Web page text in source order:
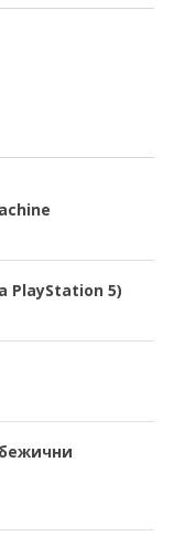
PlayStation 5)